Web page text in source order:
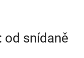
od snídaně